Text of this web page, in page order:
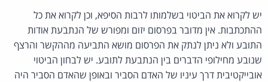
יש לקרוא את הביטוי בשלמותו לרבות הסיפא, וכן לקרוא את כל
ההתכתבות. אין מדובר בפרסום יזום ומפורש של הנתבעת אודות
התובע ולא ניתן לנתק את הפרסום מושא התביעה מההקשר והרצף
שנובע מחילופי הדברים בין הנתבעת לתובע. יש לבחון הביטוי
אובייקטיבית דרך עיניו של האדם הסביר ובאופן שהאדם הסביר היה